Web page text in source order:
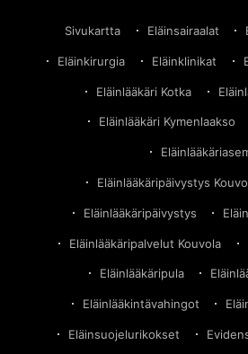
Sivukartta Eläinsairaalat
Eläinkirurgia Eläinklinikat
Eläinlääkäri Kotka
Eläinlääkäri Kymenlaakso
Eläinlääkäripäivystys
Eläinlääkäripäivystys
Eläinlääkäripalvelut Kouvola
Eläinlääkäripula
Eläinlääkintävahingot
Eläinsuojelurikokset